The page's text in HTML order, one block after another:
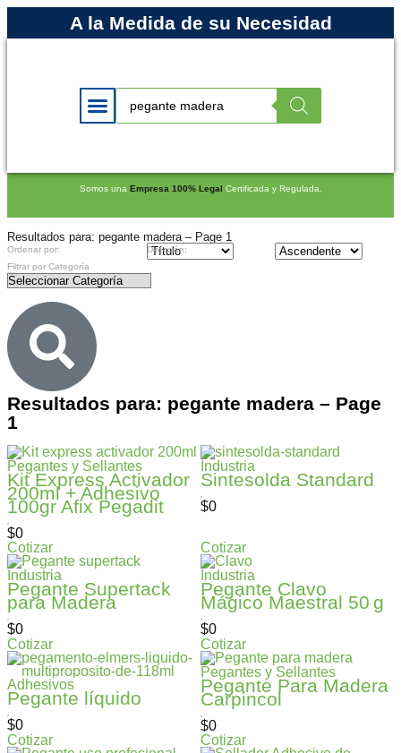
A la Medida de su Necesidad
Somos una Empresa 100% Legal Certificada y Regulada.
Resultados para: pegante madera – Page 1
Ordenar por:
Dirección:
Filtrar por Categoría
Resultados para: pegante madera – Page
1
Pegantes y Sellantes
Kit Express Activador
200ml + Adhesivo
100gr Afix Pegadit
$0
Cotizar
Industria
Sintesolda Standard
$0
Cotizar
Industria
Pegante Supertack
para Madera
$0
Cotizar
Industria
Pegante Clavo
Mágico Maestral 50 g
$0
Cotizar
Adhesivos
Pegante líquido
$0
Cotizar
Pegantes y Sellantes
Pegante Para Madera
Carpincol
$0
Cotizar